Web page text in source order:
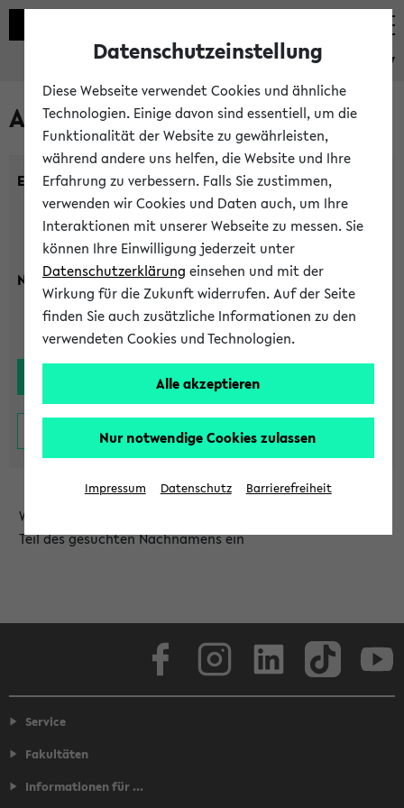
eKVV
Alle Lehrenden
Einrichtung:
Nachname:
Wählen Sie die Einrichtung aus und/oder geben Sie einen
Teil des gesuchten Nachnamens ein
Service
Fakultäten
Informationen für ...
Datenschutzeinstellung
Diese Webseite verwendet Cookies und ähnliche
Technologien. Einige davon sind essentiell, um die
Funktionalität der Website zu gewährleisten,
während andere uns helfen, die Website und Ihre
Erfahrung zu verbessern. Falls Sie zustimmen,
verwenden wir Cookies und Daten auch, um Ihre
Interaktionen mit unserer Webseite zu messen. Sie
können Ihre Einwilligung jederzeit unter
Datenschutzerklärung einsehen und mit der
Wirkung für die Zukunft widerrufen. Auf der Seite
finden Sie auch zusätzliche Informationen zu den
verwendeten Cookies und Technologien.
Alle akzeptieren
Nur notwendige Cookies zulassen
Impressum Datenschutz Barrierefreiheit